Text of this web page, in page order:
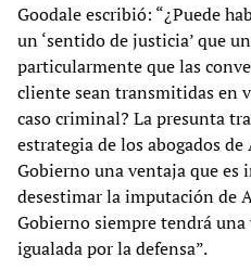
Goodale escribió: “¿Puede
un ‘sentido de justicia’ que
particularmente que las
cliente sean transmitidas en
caso criminal? La presunta
estrategia de los abogados
Gobierno una ventaja que es
desestimar la imputación de
Gobierno siempre tendrá
igualada por la defensa”.